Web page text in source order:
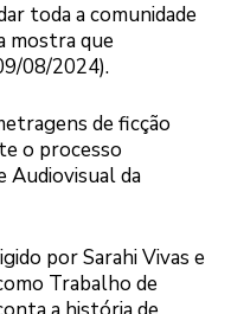
toda a comunidade
mostra que
08/2024).
de ficção
o processo
Audiovisual da
por Sarahi Vivas e
Trabalho de